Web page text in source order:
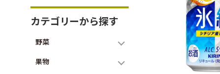
カテゴリーから探す
野菜
果物